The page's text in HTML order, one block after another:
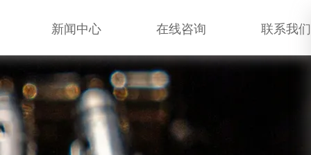
新闻中心 在线咨询 联系我们